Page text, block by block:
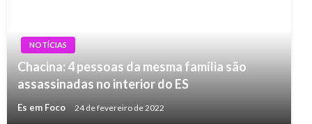
NOTÍCIAS
Chacina: 4 pessoas da mesma família são
assassinadas no interior do ES
Es em Foco 24 de fevereiro de 2022